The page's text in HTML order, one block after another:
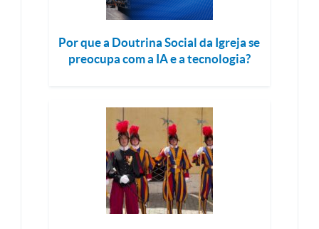
Por que a Doutrina Social da Igreja se
preocupa com a IA e a tecnologia?